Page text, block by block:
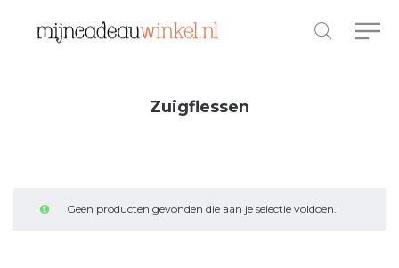
Zuigflessen
Geen producten gevonden die aan je selectie voldoen.